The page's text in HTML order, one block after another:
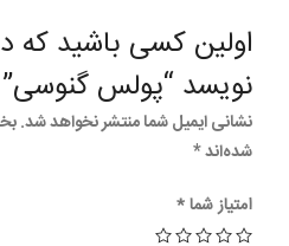
اولین کسی باشید که
نویسد “پولس گنوسی”
نشانی ایمیل شما منتشر نخواهد شد.
شده‌اند*
امتیاز شما*